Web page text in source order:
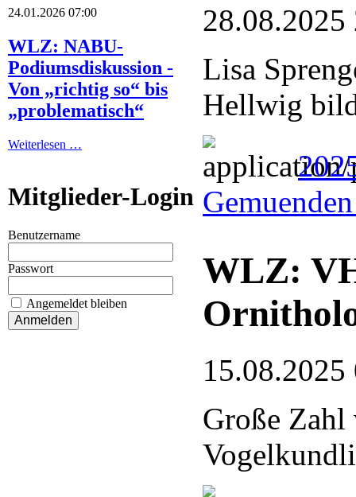
24.01.2026 07:00
WLZ: NABU-
Podiumsdiskussion -
Von „richtig so“ bis
„problematisch“
Weiterlesen …
Mitglieder-Login
Benutzername
Passwort
Angemeldet bleiben
28.08.2025
Lisa
Hellwig
WLZ:
15.08.2025
Große Zahl